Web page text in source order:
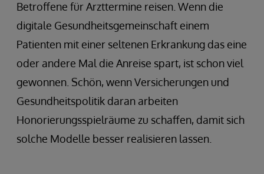
Betroffene für Arzttermine reisen. Wenn die
digitale Gesundheitsgemeinschaft einem
Patienten mit einer seltenen Erkrankung das eine
oder andere Mal die Anreise spart, ist schon viel
gewonnen. Schön, wenn Versicherungen und
Gesundheitspolitik daran arbeiten
Honorierungsspielräume zu schaffen, damit sich
solche Modelle besser realisieren lassen.